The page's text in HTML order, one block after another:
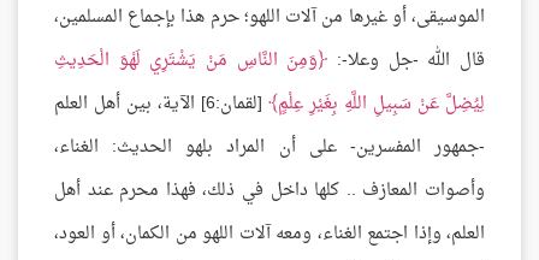
الموسيقى، أو غيرها من آلات اللهو؛ حرم هذا بإجماع المسلمين،
قال الله -جل وعلا-:
وَمِنَ النَّاسِ مَنْ يَشْتَرِي لَهْوَ الْحَدِيثِ
لِيُضِلَّ عَنْ سَبِيلِ اللَّهِ بِغَيْرِ عِلْمٍ
[لقمان:6] الآية، بين أهل العلم
-جمهور المفسرين- على أن المراد بلهو الحديث: الغناء،
وأصوات المعازف .. كلها داخل في ذلك، فهذا محرم عند أهل
العلم، وإذا اجتمع الغناء، ومعه آلات اللهو من الكمان، أو العود،